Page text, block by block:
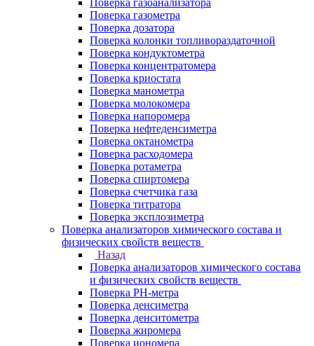
Поверка газоанализатора
Поверка газометра
Поверка дозатора
Поверка колонки топливораздаточной
Поверка кондуктометра
Поверка концентратомера
Поверка криостата
Поверка манометра
Поверка молокомера
Поверка напоромера
Поверка нефтеденсиметра
Поверка октанометра
Поверка расходомера
Поверка ротаметра
Поверка спиртомера
Поверка счетчика газа
Поверка титратора
Поверка эксплозиметра
Поверка анализаторов химического состава и
физических свойств веществ
Назад
Поверка анализаторов химического состава
и физических свойств веществ
Поверка PH-метра
Поверка денсиметра
Поверка денситометра
Поверка жиромера
Поверка иономера